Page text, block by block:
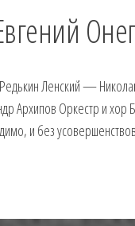
Ленский —
Архипов Оркестр и
и без